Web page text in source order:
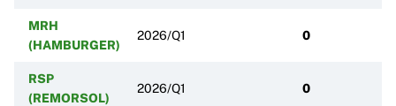
MRH
(HAMBURGER)
2026/Q1 0
RSP
(REMORSOL)
2026/Q1 0